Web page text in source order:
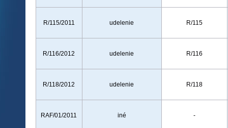
R/115/2011 udelenie R/115
R/116/2012 udelenie R/116
R/118/2012 udelenie R/118
RAF/01/2011 iné -